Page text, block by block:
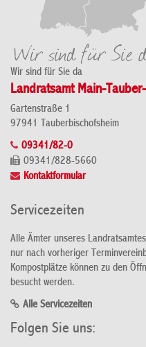
Wir sind für Sie da
Landratsamt Main-
Gartenstraße 1
97941 Tauberbischofsheim
09341/82-0
09341/828-5660
Kontaktformular
Servicezeiten
Alle Ämter unseres
nur nach vorheriger
Kompostplätze können zu den
besucht werden.
Alle Servicezeiten
Folgen Sie uns: